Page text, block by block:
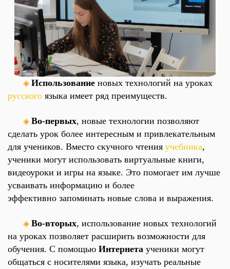
◈ Использование новых технологий на уроках
русского языка имеет ряд преимуществ.
◈ Во-первых, новые технологии позволяют
сделать урок более интересным и привлекательным
для учеников. Вместо скучного чтения учебника,
ученики могут использовать виртуальные книги,
видеоуроки и игры на языке. Это помогает им лучше
усваивать информацию и более
эффективно запоминать новые слова и выражения.
◈ Во-вторых, использование новых технологий
на уроках позволяет расширить возможности для
обучения. С помощью Интернета ученики могут
общаться с носителями языка, изучать реальные